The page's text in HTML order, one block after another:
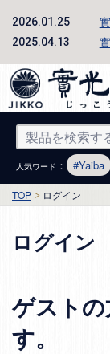
2026.01.25
2025.04.13
人気ワード ： Yaiba
TOP ログイン
ログイン
ゲストの
す。